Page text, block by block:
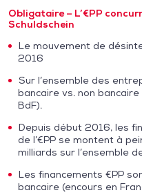
Obligataire – L’€PP
Schuldschein
Le mouvement de
2016
Sur l’ensemble des
bancaire vs. non
BdF).
Depuis début 2016, les
de l’€PP se montent à
milliards sur l’ensemble
Les financements €PP
bancaire (encours en